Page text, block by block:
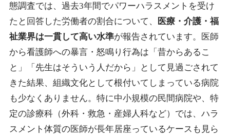
態調査では、過去3年間でパワーハラスメントを受け
たと回答した労働者の割合について、
医療・介護・福
祉業界は一貫して高い水準が報告されています。医師
から看護師への暴言・怒鳴り行為は「昔からあるこ
と」「先生はそういう人だから」として見過ごされて
きた結果、組織文化として根付いてしまっている病院
も少なくありません。特に中小規模の民間病院や、特
定の診療科（外科・救急・産婦人科など）では、ハラ
スメント体質の医師が長年居座っているケースも見ら